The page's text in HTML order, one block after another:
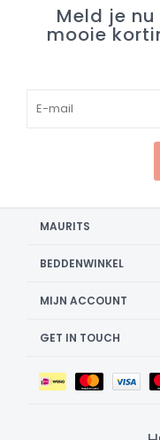
Meld je
mooie
MAURITS
BEDDENWINKEL
MIJN ACCOUNT
GET IN TOUCH